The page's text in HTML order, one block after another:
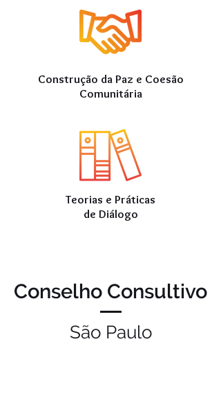
Construção da Paz e Coesão
Comunitária
Teorias e Práticas
de Diálogo
Conselho Consultivo
São Paulo